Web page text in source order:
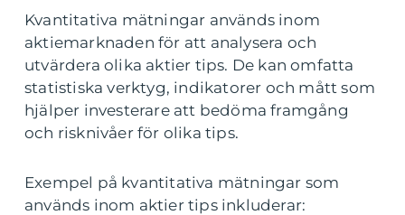
Kvantitativa mätningar används inom
aktiemarknaden för att analysera och
utvärdera olika aktier tips. De kan omfatta
statistiska verktyg, indikatorer och mått som
hjälper investerare att bedöma framgång
och risknivåer för olika tips.
Exempel på kvantitativa mätningar som
används inom aktier tips inkluderar: